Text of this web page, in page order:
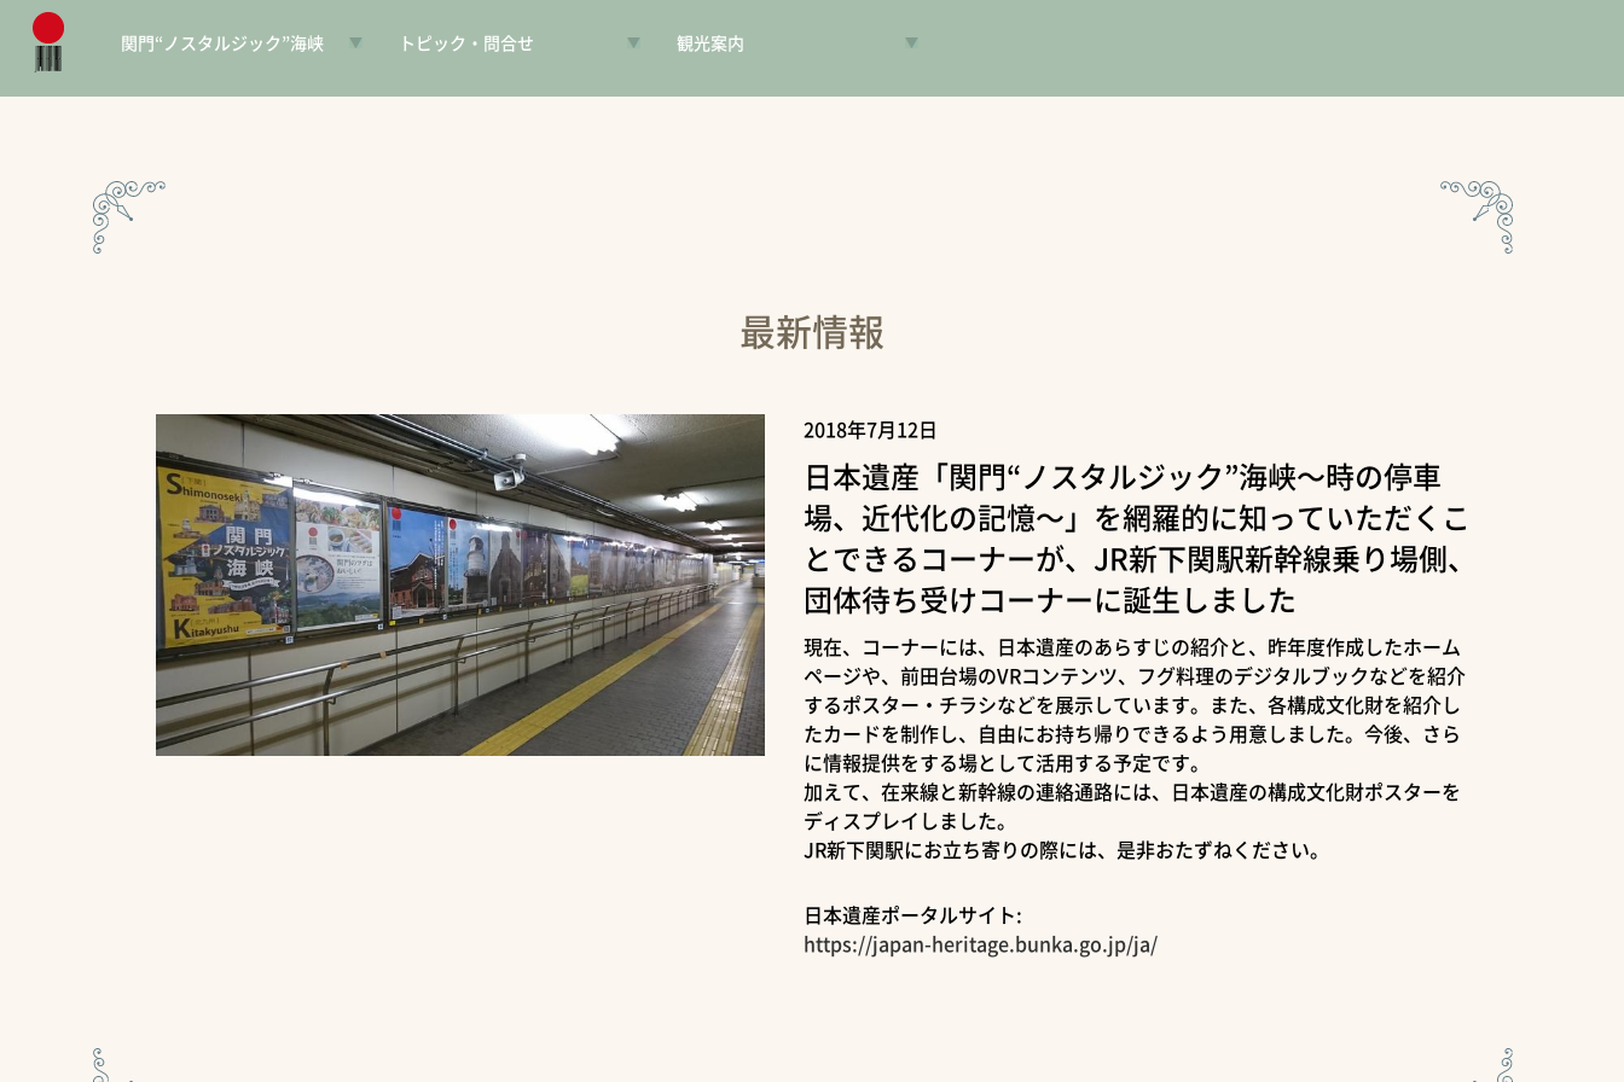
関門“ノスタルジック”海峡
日本遺産とは
トピック・問合せ
お知らせ
観光案内
VR昔旅
最新情報
2018年7月12日
日本遺産「関門“ノスタルジック”海峡～時の停車
場、近代化の記憶～」を網羅的に知っていただくこ
とできるコーナーが、JR新下関駅新幹線乗り場側、
団体待ち受けコーナーに誕生しました
現在、コーナーには、日本遺産のあらすじの紹介と、昨年度作成したホーム
ページや、前田台場のVRコンテンツ、フグ料理のデジタルブックなどを紹介
するポスター・チラシなどを展示しています。また、各構成文化財を紹介し
たカードを制作し、自由にお持ち帰りできるよう用意しました。今後、さら
に情報提供をする場として活用する予定です。
加えて、在来線と新幹線の連絡通路には、日本遺産の構成文化財ポスターを
ディスプレイしました。
JR新下関駅にお立ち寄りの際には、是非おたずねください。
日本遺産ポータルサイト:
https://japan-heritage.bunka.go.jp/ja/